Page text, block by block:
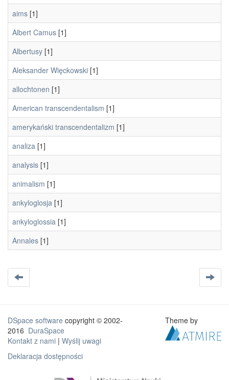
aims [1]
Albert Camus [1]
Albertusy [1]
Aleksander Więckowski [1]
allochtonen [1]
American transcendentalism [1]
amerykański transcendentalizm [1]
analiza [1]
analysis [1]
animalism [1]
ankyloglosja [1]
ankyloglossia [1]
Annales [1]
DSpace software copyright © 2002-
2016 DuraSpace
Kontakt z nami | Wyślij uwagi
Deklaracja dostępności
Theme by